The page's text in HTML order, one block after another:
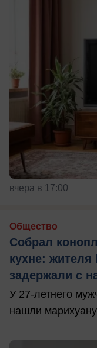
вчера в 17:00
Общество
Собрал
кухне: жителя
задержали с
У 27-летнего
нашли